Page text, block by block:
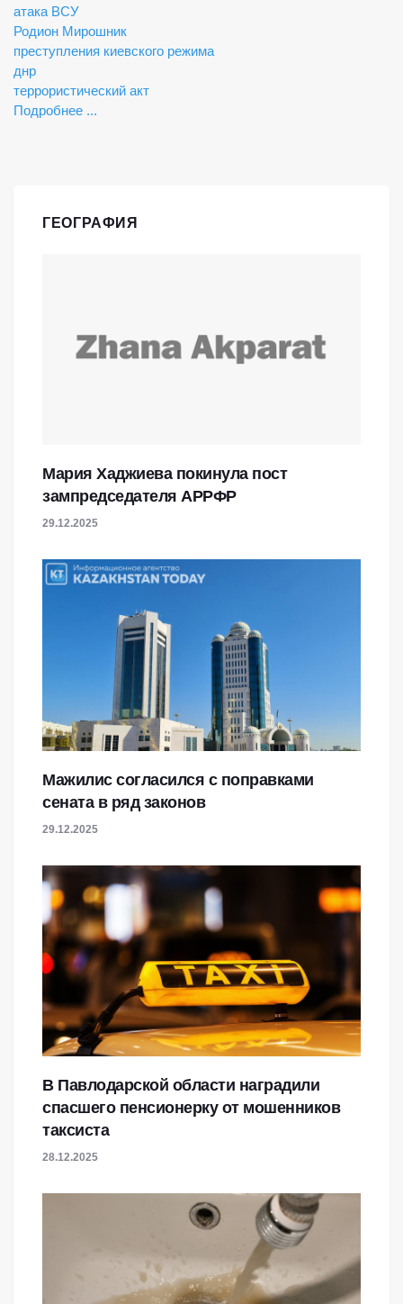
атака ВСУ
Родион Мирошник
преступления киевского режима
днр
террористический акт
Подробнее ...
ГЕОГРАФИЯ
Мария Хаджиева покинула пост
зампредседателя АРРФР
29.12.2025
Мажилис согласился с поправками
сената в ряд законов
29.12.2025
В Павлодарской области наградили
спасшего пенсионерку от мошенников
таксиста
28.12.2025